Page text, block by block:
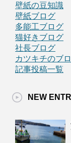
壁紙の豆知識
壁紙ブログ
多能工ブログ
猫好きブログ
社長ブログ
カツキチのブ
記事投稿一覧
NEW